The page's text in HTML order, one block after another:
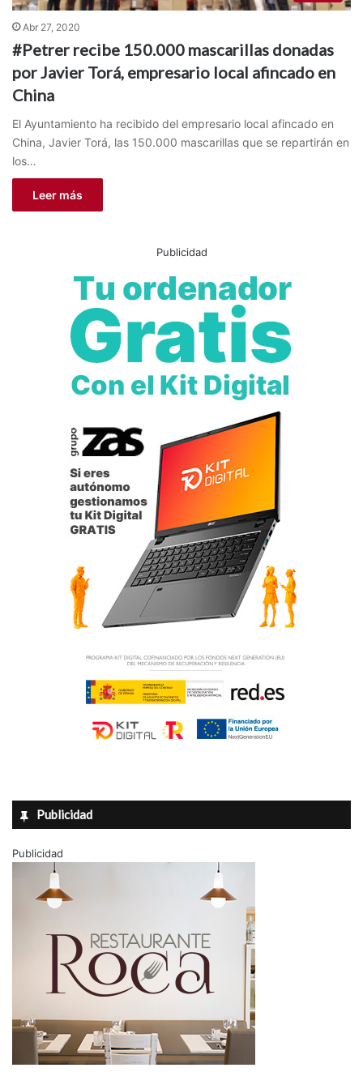
Abr 27, 2020
#Petrer recibe 150.000 mascarillas donadas
por Javier Torá, empresario local afincado en
China
El Ayuntamiento ha recibido del empresario local afincado en
China, Javier Torá, las 150.000 mascarillas que se repartirán en
los…
Leer más
Publicidad
Publicidad
Publicidad